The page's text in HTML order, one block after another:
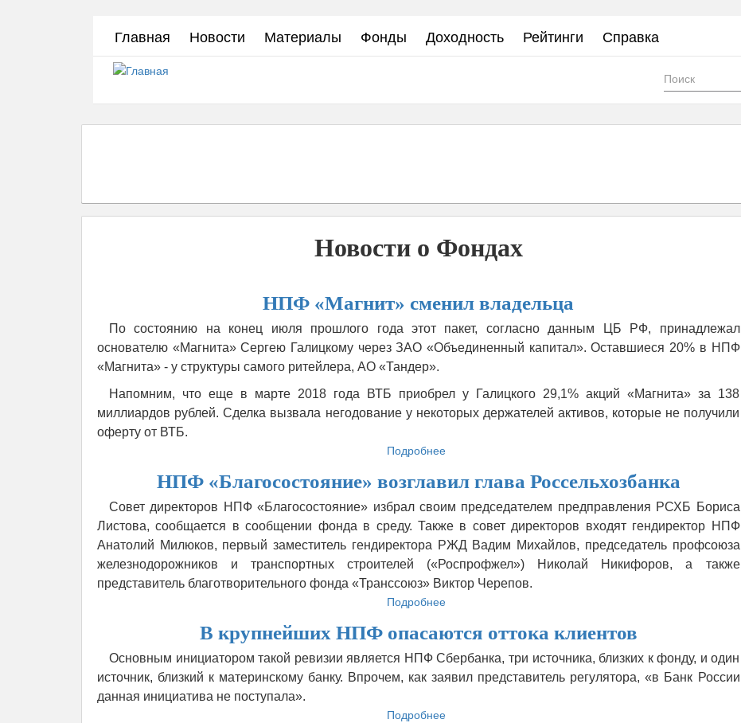
Главная Новости Материалы Фонды Доходность Рейтинги Справка
Форма
поиска
Новости о Фондах
НПФ «Магнит» сменил владельца
По состоянию на конец июля прошлого года этот пакет, согласно данным ЦБ РФ, принадлежал
основателю «Магнита» Сергею Галицкому через ЗАО «Объединенный капитал». Оставшиеся 20% в НПФ
«Магнита» - у структуры самого ритейлера, АО «Тандер».
Напомним, что еще в марте 2018 года ВТБ приобрел у Галицкого 29,1% акций «Магнита» за 138
миллиардов рублей. Сделка вызвала негодование у некоторых держателей активов, которые не получили
оферту от ВТБ.
Подробнее
«Магнит»
владельца
НПФ «Благосостояние» возглавил глава Россельхозбанка
Совет директоров НПФ «Благосостояние» избрал своим председателем предправления РСХБ Бориса
Листова, сообщается в сообщении фонда в среду. Также в совет директоров входят гендиректор НПФ
Анатолий Милюков, первый заместитель гендиректора РЖД Вадим Михайлов, председатель профсоюза
железнодорожников и транспортных строителей («Роспрофжел») Николай Никифоров, а также
представитель благотворительного фонда «Транссоюз» Виктор Черепов.
Подробнее
«Благосостояние»
возглавил
глава
Россельхозбанка
В крупнейших НПФ опасаются оттока клиентов
Основным инициатором такой ревизии является НПФ Сбербанка, три источника, близких к фонду, и один
источник, близкий к материнскому банку. Впрочем, как заявил представитель регулятора, «в Банк России
данная инициатива не поступала».
Подробнее